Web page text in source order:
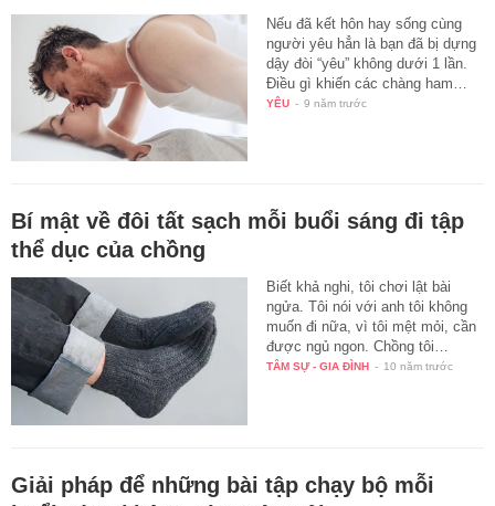
Nếu đã kết hôn hay sống cùng
người yêu hẳn là bạn đã bị dựng
dậy đòi “yêu” không dưới 1 lần.
Điều gì khiến các chàng ham…
YÊU - 9 năm trước
Bí mật về đôi tất sạch mỗi buổi sáng đi tập
thể dục của chồng
Biết khả nghi, tôi chơi lật bài
ngửa. Tôi nói với anh tôi không
muốn đi nữa, vì tôi mệt mỏi, cần
được ngủ ngon. Chồng tôi…
TÂM SỰ - GIA ĐÌNH - 10 năm trước
Giải pháp để những bài tập chạy bộ mỗi